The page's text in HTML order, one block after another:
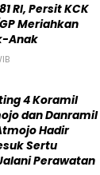
RI, Persit KCK
Meriahkan
Anak
4 Koramil
dan Danramil
Hadir
Sertu
Perawatan